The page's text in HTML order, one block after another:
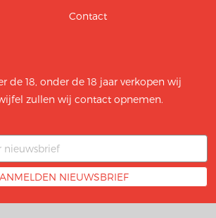
Contact
de 18, onder de 18 jaar verkopen wij
zullen wij contact opnemen.